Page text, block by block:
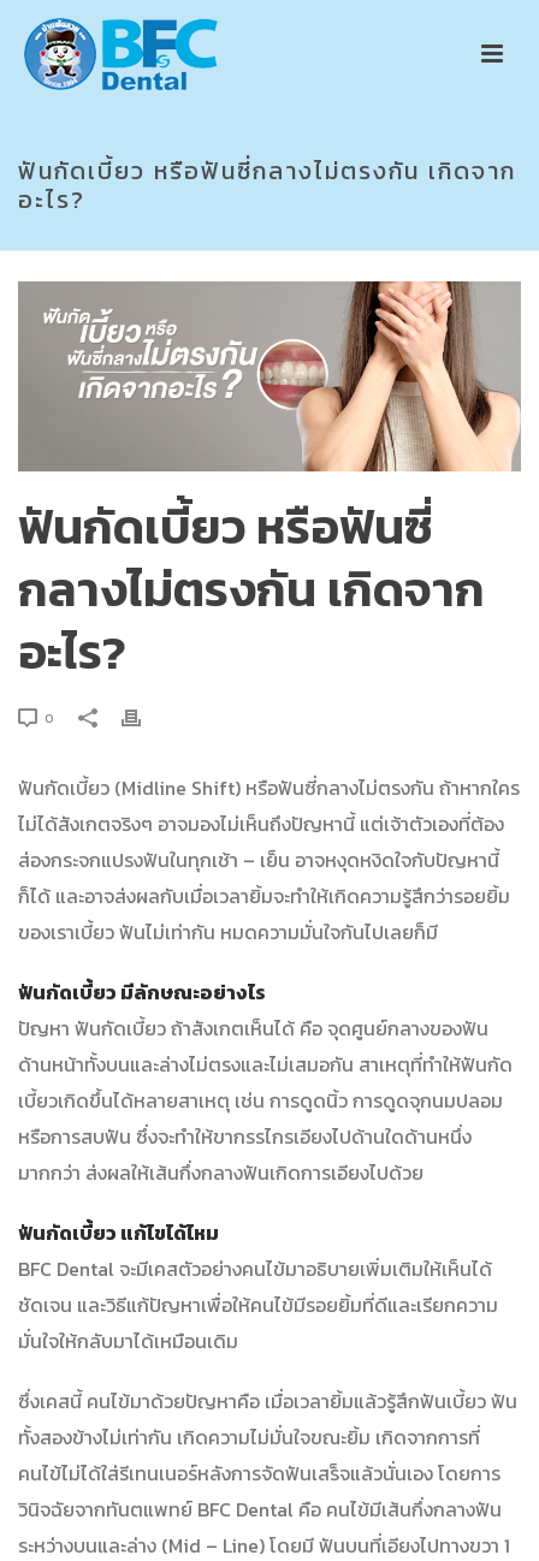
ฟันกัดเบี้ยว หรือฟันซี่กลางไม่ตรงกัน เกิดจาก
อะไร?
ฟันกัดเบี้ยว หรือฟันซี่
กลางไม่ตรงกัน เกิดจาก
อะไร?
0
ฟันกัดเบี้ยว (Midline Shift) หรือฟันซี่กลางไม่ตรงกัน ถ้าหากใคร
ไม่ได้สังเกตจริงๆ อาจมองไม่เห็นถึงปัญหานี้ แต่เจ้าตัวเองที่ต้อง
ส่องกระจกแปรงฟันในทุกเช้า – เย็น อาจหงุดหงิดใจกับปัญหานี้
ก็ได้ และอาจส่งผลกับเมื่อเวลายิ้มจะทำให้เกิดความรู้สึกว่ารอยยิ้ม
ของเราเบี้ยว ฟันไม่เท่ากัน หมดความมั่นใจกันไปเลยก็มี
ฟันกัดเบี้ยว มีลักษณะอย่างไร
ปัญหา ฟันกัดเบี้ยว ถ้าสังเกตเห็นได้ คือ จุดศูนย์กลางของฟัน
ด้านหน้าทั้งบนและล่างไม่ตรงและไม่เสมอกัน สาเหตุที่ทำให้ฟันกัด
เบี้ยวเกิดขึ้นได้หลายสาเหตุ เช่น การดูดนิ้ว การดูดจุกนมปลอม
หรือการสบฟัน ซึ่งจะทำให้ขากรรไกรเอียงไปด้านใดด้านหนึ่ง
มากกว่า ส่งผลให้เส้นกึ่งกลางฟันเกิดการเอียงไปด้วย
ฟันกัดเบี้ยว แก้ไขได้ไหม
BFC Dental จะมีเคสตัวอย่างคนไข้มาอธิบายเพิ่มเติมให้เห็นได้
ชัดเจน และวิธีแก้ปัญหาเพื่อให้คนไข้มีรอยยิ้มที่ดีและเรียกความ
มั่นใจให้กลับมาได้เหมือนเดิม
ซึ่งเคสนี้ คนไข้มาด้วยปัญหาคือ เมื่อเวลายิ้มแล้วรู้สึกฟันเบี้ยว ฟัน
ทั้งสองข้างไม่เท่ากัน เกิดความไม่มั่นใจขณะยิ้ม เกิดจากการที่
คนไข้ไม่ได้ใส่รีเทนเนอร์หลังการจัดฟันเสร็จแล้วนั่นเอง โดยการ
วินิจฉัยจากทันตแพทย์ BFC Dental คือ คนไข้มีเส้นกึ่งกลางฟัน
ระหว่างบนและล่าง (Mid – Line) โดยมี ฟันบนที่เอียงไปทางขวา 1